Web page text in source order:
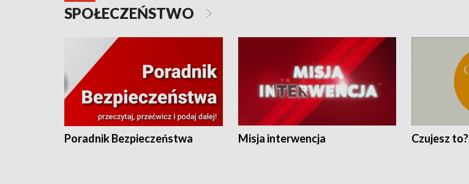
SPOŁECZEŃSTWO
Poradnik Bezpieczeństwa Misja interwencja Czujesz to?